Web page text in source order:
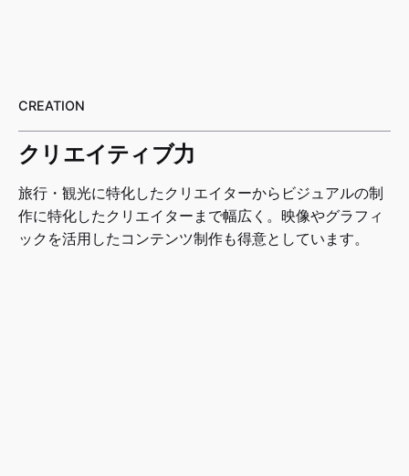
CREATION
クリエイティブ力
旅行・観光に特化したクリエイターからビジュアルの制
作に特化したクリエイターまで幅広く。映像やグラフィ
ックを活用したコンテンツ制作も得意としています。